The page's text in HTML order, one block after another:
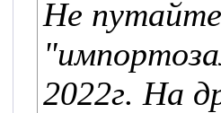
Не
2022г. На